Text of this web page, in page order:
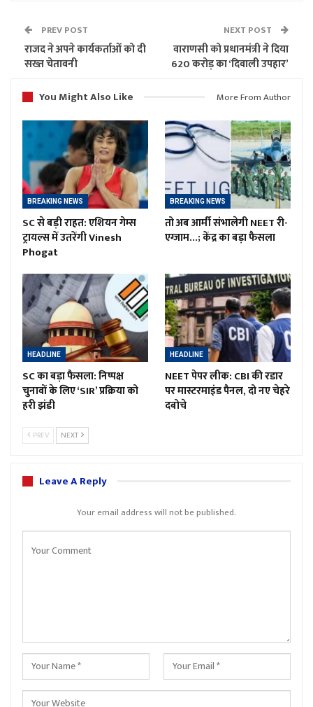
PREV POST
राजद ने अपने कार्यकर्ताओं को दी
सख्त चेतावनी
NEXT POST
वाराणसी को प्रधानमंत्री ने दिया
620 करोड़ का ‘दिवाली उपहार’
You Might Also Like
More From Author
BREAKING NEWS
SC से बड़ी राहत: एशियन गेम्स
ट्रायल्स में उतरेंगी Vinesh
Phogat
BREAKING NEWS
तो अब आर्मी संभालेगी NEET री-
एग्जाम…; केंद्र का बड़ा फैसला
HEADLINE
SC का बड़ा फैसला: निष्पक्ष
चुनावों के लिए ‘SIR’ प्रक्रिया को
हरी झंडी
HEADLINE
NEET पेपर लीक: CBI की रडार
पर मास्टरमाइंड पैनल, दो नए चेहरे
दबोचे
PREV NEXT
Leave A Reply
Your email address will not be published.